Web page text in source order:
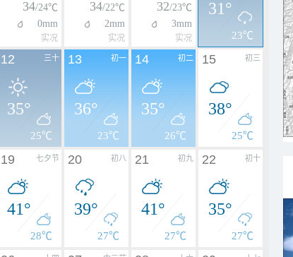
34/24℃
0mm
实况
34/22℃
2mm
实况
32/23℃
3mm
实况
31°
23℃
三十
12
35°
25℃
初一
13
36°
23℃
初二
14
35°
26℃
初三
15
38°
25℃
七夕节
19
41°
28℃
初八
20
39°
27℃
初九
21
41°
27℃
初十
22
35°
27℃